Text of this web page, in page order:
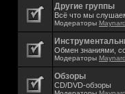
Другие группы
Всё что мы
Модераторы Maynard
Обмен знаниями,
Модераторы Maynard
Обзоры
CD/DVD-обзоры